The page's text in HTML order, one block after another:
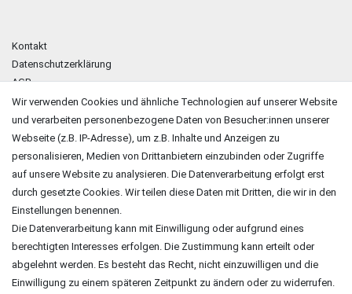
Kontakt
Datenschutzerklärung
AGB
Impressum
ZAHLUNGSARTEN
Wir verwenden Cookies und ähnliche Technologien auf unserer Website
und verarbeiten personenbezogene Daten von Besucher:innen unserer
Webseite (z.B. IP-Adresse), um z.B. Inhalte und Anzeigen zu
personalisieren, Medien von Drittanbietern einzubinden oder Zugriffe
auf unsere Website zu analysieren. Die Datenverarbeitung erfolgt erst
durch gesetzte Cookies. Wir teilen diese Daten mit Dritten, die wir in den
Einstellungen benennen.
Die Datenverarbeitung kann mit Einwilligung oder aufgrund eines
berechtigten Interesses erfolgen. Die Zustimmung kann erteilt oder
abgelehnt werden. Es besteht das Recht, nicht einzuwilligen und die
Einwilligung zu einem späteren Zeitpunkt zu ändern oder zu widerrufen.